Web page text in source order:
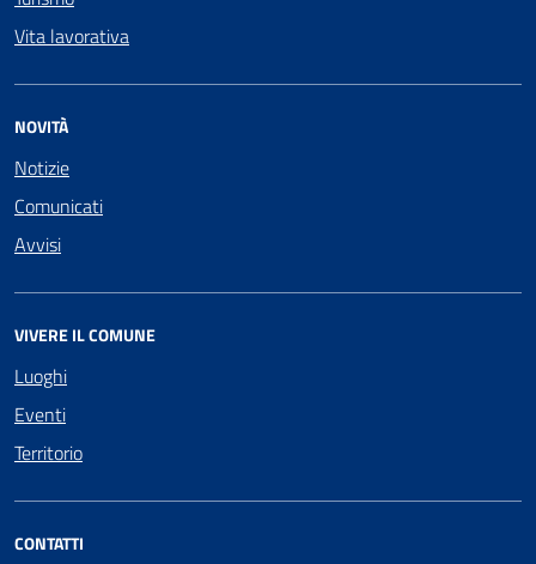
Vita lavorativa
NOVITÀ
Notizie
Comunicati
Avvisi
VIVERE IL COMUNE
Luoghi
Eventi
Territorio
CONTATTI